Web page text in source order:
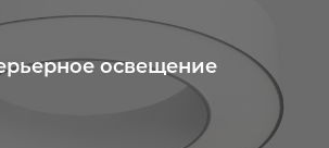
освещение